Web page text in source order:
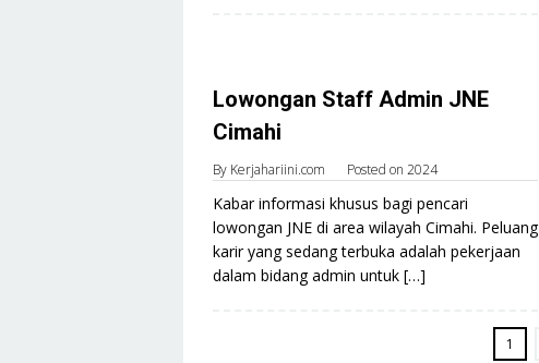
Lowongan Staff Admin JNE
Cimahi
By Kerjahariini.com Posted on 2024
Kabar informasi khusus bagi pencari
lowongan JNE di area wilayah Cimahi. Peluang
karir yang sedang terbuka adalah pekerjaan
dalam bidang admin untuk […]
1